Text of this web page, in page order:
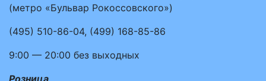
(метро «Бульвар Рокоссовского»)
(495) 510-86-04, (499) 168-85-86
9:00 — 20:00 без выходных
Розница